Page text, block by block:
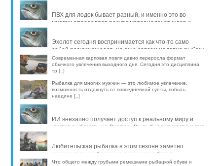
ПВХ для лодок бывает разный, и именно это во
многом определяет ресурс материала: от швов и
Эхолот сегодня воспринимается как что-то само
собой разумеющееся, но еще совсем недавно рыбаки
обходились б [..]
Современная карповая ловля давно переросла формат
обычного увлечения выходного дня. Сегодня это дисциплина,
тр [..]
Рыбалка для многих мужчин — это любимое увлечение,
возможность отдохнуть от повседневной суеты, побыть
наедине [..]
ИИ внезапно получает доступ к реальному миру и
учится рыбачить на Днепре. Он выбирает место и вид
Любительская рыбалка в этом сезоне заметно
изменилась: на берег и в лодку чаще берут
компактные эхолоты, об [..]
Что общего между грубыми ремешками рыбацкой обуви и